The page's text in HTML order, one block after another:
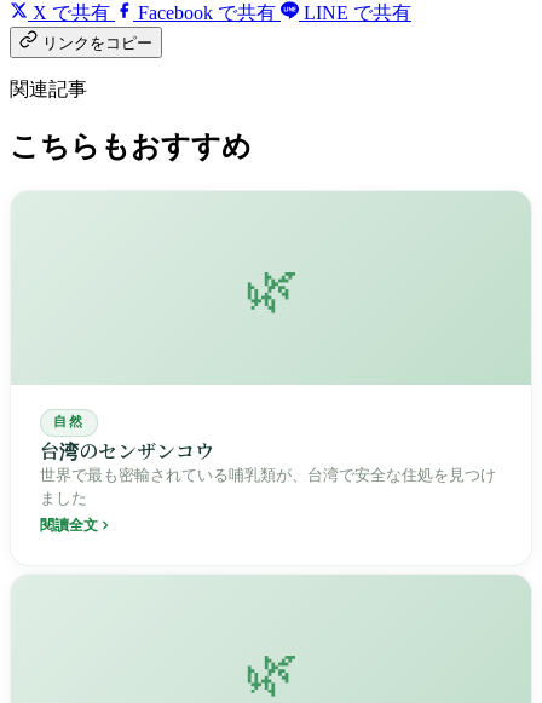
X で共有 Facebook で共有 LINE で共有
リンクをコピー
関連記事
こちらもおすすめ
🌿
自然
台湾のセンザンコウ
世界で最も密輸されている哺乳類が、台湾で安全な住処を見つけ
ました
閱讀全文
🌿